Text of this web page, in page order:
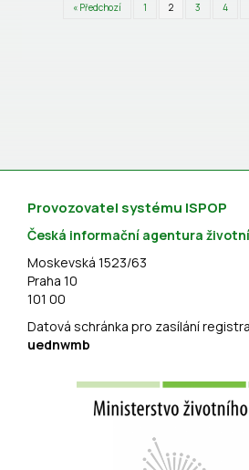
« Předchozí 1 2 3 4
Provozovatel systému ISPOP
Česká informační agentura
Moskevská 1523/63
Praha 10
101 00
Datová schránka pro zasílání
uednwmb